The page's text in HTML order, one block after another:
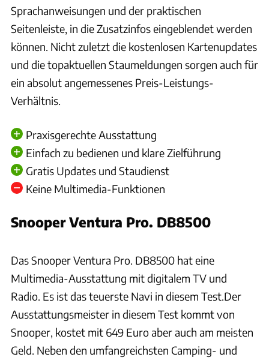
Sprachanweisungen und der praktischen
Seitenleiste, in die Zusatzinfos eingeblendet werden
können. Nicht zuletzt die kostenlosen Kartenupdates
und die topaktuellen Staumeldungen sorgen auch für
ein absolut angemessenes Preis-Leistungs-
Verhältnis.
Praxisgerechte Ausstattung
Einfach zu bedienen und klare Zielführung
Gratis Updates und Staudienst
Keine Multimedia-Funktionen
Snooper Ventura Pro. DB8500
Das Snooper Ventura Pro. DB8500 hat eine
Multimedia-Ausstattung mit digitalem TV und
Radio. Es ist das teuerste Navi in diesem Test.Der
Ausstattungsmeister in diesem Test kommt von
Snooper, kostet mit 649 Euro aber auch am meisten
Geld. Neben den umfangreichsten Camping- und